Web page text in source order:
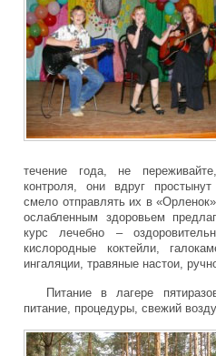
течение года, не
контроля, они вдруг
смело отправлять их в
ослабленным здоровьем
курс лечебно –
кислородные коктейли,
ингаляции, травяные настои,
Питание в лагере
питание, процедуры, свежий